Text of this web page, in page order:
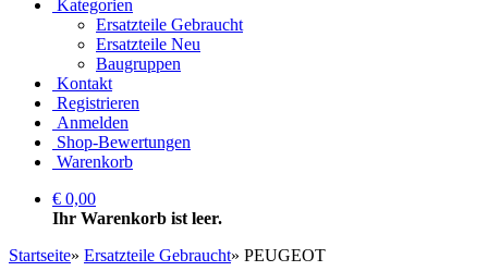
Kategorien
Ersatzteile Gebraucht
Ersatzteile Neu
Baugruppen
Kontakt
Registrieren
Anmelden
Shop-Bewertungen
Warenkorb
€ 0,00
Ihr Warenkorb ist leer.
Startseite» Ersatzteile Gebraucht» PEUGEOT